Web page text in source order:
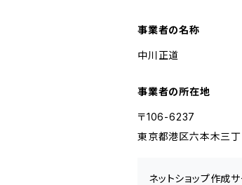
事業者の名称
中川正道
事業者の所在地
〒106-6237
東京都港区六本木三
ネットショップ作成